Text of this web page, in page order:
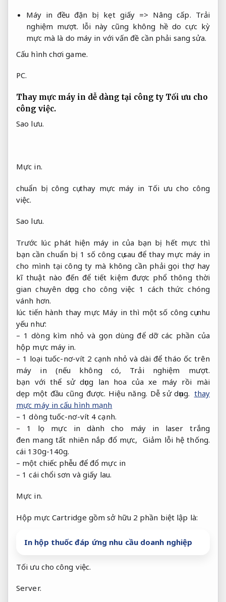
Máy in đều đặn bị kẹt giấy => Nâng cấp. Trải
nghiệm mượt. lỗi này cũng không hề do cực kỳ
mực mà là do máy in với vấn đề cần phải sang sửa.
Cấu hình chơi game.
PC.
Thay mực máy in dễ dàng tại công ty Tối ưu cho
công việc.
Sao lưu.
Mực in.
chuẩn bị công cụ thay mực máy in Tối ưu cho công
việc.
Sao lưu.
Trước lúc phát hiện máy in của bạn bị hết mực thì
bạn cần chuẩn bị 1 số công cụ sau để thay mực máy in
cho mình tại công ty mà không cần phải gọi thợ hay
kĩ thuật nào đến để tiết kiệm được phổ thông thời
gian chuyên dụng cho công việc 1 cách thức chóng
vánh hơn.
lúc tiến hành thay mực Máy in thì một số công cụ nhu
yếu như:
– 1 dòng kìm nhỏ và gọn dùng để dỡ các phần của
hộp mực máy in.
– 1 loại tuốc-nơ-vít 2 cạnh nhỏ và dài để tháo ốc trên
máy in (nếu không có, Trải nghiệm mượt.
bạn với thể sử dụng lan hoa của xe máy rồi mài
dẹp một đầu cũng được. Hiệu năng. Dễ sử dụng. thay
mực máy in cấu hình mạnh
– 1 dòng tuốc-nơ-vít 4 cạnh.
– 1 lọ mực in dành cho máy in laser trắng
đen mang tất nhiên nắp đổ mực, Giảm lỗi hệ thống.
cái 130g-140g.
– một chiếc phễu để đổ mực in
– 1 cái chổi sơn và giấy lau.
Mực in.
Hộp mực Cartridge gồm sở hữu 2 phần biệt lập là:
In hộp thuốc đáp ứng nhu cầu doanh nghiệp
Tối ưu cho công việc.
Server.